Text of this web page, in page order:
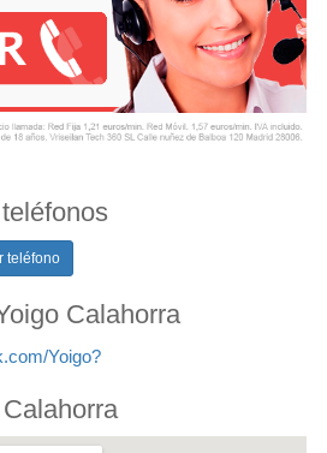
teléfono
Calahorra
Yoigo?